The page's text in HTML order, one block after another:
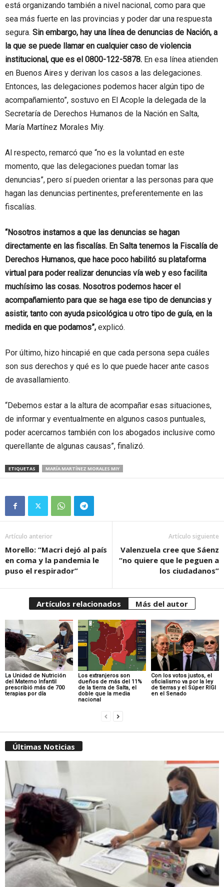
está organizando también a nivel nacional, como para que
sea más fuerte en las provincias y poder dar una respuesta
segura. Sin embargo, hay una línea de denuncias de Nación, a
la que se puede llamar en cualquier caso de violencia
institucional, que es el 0800-122-5878. En esa línea atienden
en Buenos Aires y derivan los casos a las delegaciones.
Entonces, las delegaciones podemos hacer algún tipo de
acompañamiento”, sostuvo en El Acople la delegada de la
Secretaría de Derechos Humanos de la Nación en Salta,
María Martínez Morales Miy.
Al respecto, remarcó que “no es la voluntad en este
momento, que las delegaciones puedan tomar las
denuncias”, pero sí pueden orientar a las personas para que
hagan las denuncias pertinentes, preferentemente en las
fiscalías.
“Nosotros instamos a que las denuncias se hagan
directamente en las fiscalías. En Salta tenemos la Fiscalía de
Derechos Humanos, que hace poco habilitó su plataforma
virtual para poder realizar denuncias vía web y eso facilita
muchísimo las cosas. Nosotros podemos hacer el
acompañamiento para que se haga ese tipo de denuncias y
asistir, tanto con ayuda psicológica u otro tipo de guía, en la
medida en que podamos”, explicó.
Por último, hizo hincapié en que cada persona sepa cuáles
son sus derechos y qué es lo que puede hacer ante casos
de avasallamiento.
“Debemos estar a la altura de acompañar esas situaciones,
de informar y eventualmente en algunos casos puntuales,
poder acercarnos también con los abogados inclusive como
querellante de algunas causas”, finalizó.
ETIQUETAS MARÍA MARTÍNEZ MORALES MIY
Artículo anterior
Morello: “Macri dejó al país
en coma y la pandemia le
puso el respirador”
Artículo siguiente
Valenzuela cree que Sáenz
“no quiere que le peguen a
los ciudadanos”
Artículos relacionados Más del autor
La Unidad de Nutrición
del Materno Infantil
prescribió más de 700
terapias por día
Los extranjeros son
dueños de más del 11%
de la tierra de Salta, el
doble que la media
nacional
Con los votos justos, el
oficialismo va por la ley
de tierras y el Súper RIGI
en el Senado
Últimas Noticias